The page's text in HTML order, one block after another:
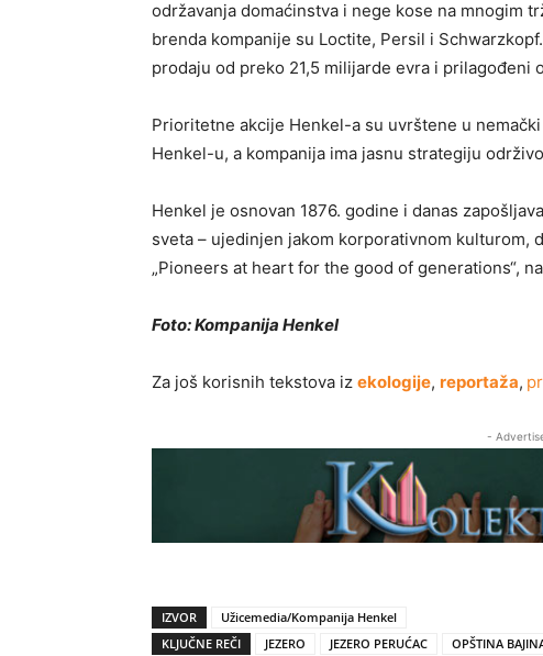
održavanja domaćinstva i nege kose na mnogim
brenda kompanije su Loctite, Persil i
prodaju od preko 21,5 milijarde evra i
Prioritetne akcije Henkel-a su uvrštene u
Henkel-u, a kompanija ima jasnu strategiju
Henkel je osnovan 1876. godine i danas
sveta – ujedinjen jakom korporativnom kulturom,
„Pioneers at heart for the good of generations“,
Foto: Kompanija Henkel
Za još korisnih tekstova iz ekologije, reportaža,
-
IZVOR
Užicemedia/Kompanija Henkel
KLJUČNE REČI
JEZERO JEZERO PERUĆAC OPŠTINA